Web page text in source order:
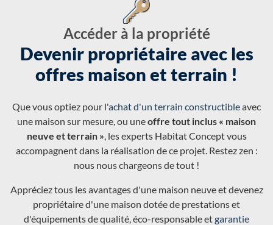
Accéder à la propriété
Devenir propriétaire avec les
offres maison et terrain !
Que vous optiez pour l'achat d'un terrain constructibleavec
une maison sur mesure, ou uneoffre tout inclus « maison
neuve et terrain », les experts Habitat Concept vous
accompagnent dans la réalisation de ce projet. Restez zen :
nous nous chargeons de tout !
Appréciez tous les avantages d'une maison neuve et devenez
propriétaire d'une maison dotée de prestations et
d'équipements de qualité, éco-responsable etgarantie